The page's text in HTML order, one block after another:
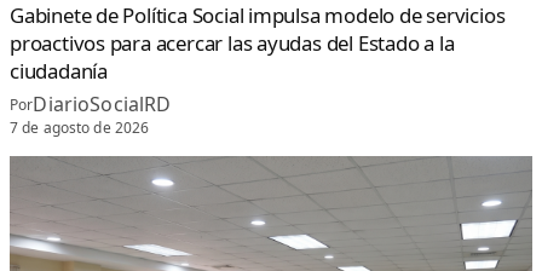
Gabinete de Política Social impulsa modelo de servicios
proactivos para acercar las ayudas del Estado a la
ciudadanía
PorDiarioSocialRD
7 de agosto de 2026